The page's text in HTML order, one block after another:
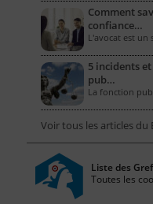
Comment
confiance…
L'avocat est
5 incidents
pub…
La fonction
Voir tous les articles du
Liste des
Toutes les